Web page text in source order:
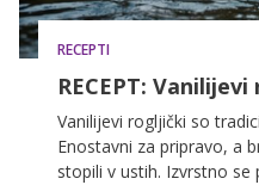
RECEPTI
RECEPT:
Vanilijevi rogljički so
Enostavni za pripravo, a
stopili v ustih. Izvrstno se